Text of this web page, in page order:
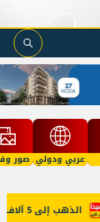
عربي ودولي صور
الذهب إلى 5 آلاف دولار في 2027؟